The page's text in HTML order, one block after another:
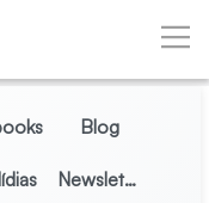
Blog
Newsletter